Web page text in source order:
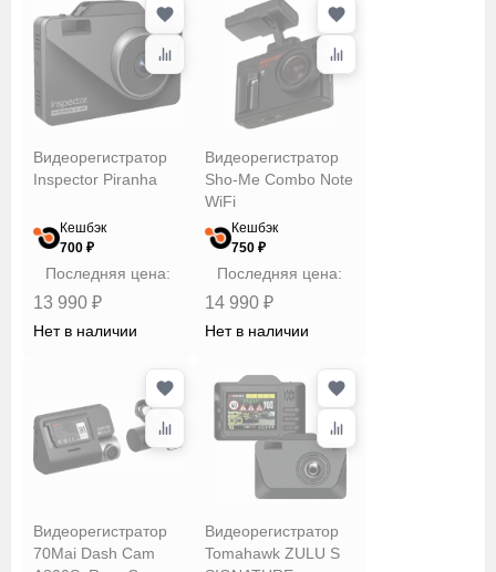
Видеорегистратор
Inspector Piranha
Кешбэк
700 ₽
Последняя цена:
13 990 ₽
Нет в наличии
Видеорегистратор
Sho-Me Combo Note
WiFi
Кешбэк
750 ₽
Последняя цена:
14 990 ₽
Нет в наличии
Видеорегистратор
70Mai Dash Cam
Видеорегистратор
Tomahawk ZULU S